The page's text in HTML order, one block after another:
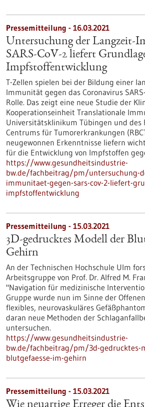
Pressemitteilung - 16.03.2021
Untersuchung der Langzeit-
SARS-CoV-2 liefert
Impfstoffentwicklung
T-Zellen spielen bei der Bildung einer
Immunität gegen das Coronavirus
Rolle. Das zeigt eine neue Studie der
Kooperationseinheit Translationale
Universitätsklinikum Tübingen und des
Centrums für Tumorerkrankungen
neugewonnen Erkenntnisse liefern
für die Entwicklung von Impfstoffen
https://www.gesundheitsindustrie-
bw.de/fachbeitrag/pm/untersuchung-
immunitaet-gegen-sars-cov-2-liefert-
impfstoffentwicklung
Pressemitteilung - 15.03.2021
3D-gedrucktes Modell der
Gehirn
An der Technischen Hochschule Ulm
Arbeitsgruppe von Prof. Dr. Alfred M.
"Navigation für medizinische
Gruppe wurde nun im Sinne der
flexibles, neurovaskuläres
daran neue Methoden der
untersuchen.
https://www.gesundheitsindustrie-
bw.de/fachbeitrag/pm/3d-gedrucktes-
blutgefaesse-im-gehirn
Pressemitteilung - 15.03.2021